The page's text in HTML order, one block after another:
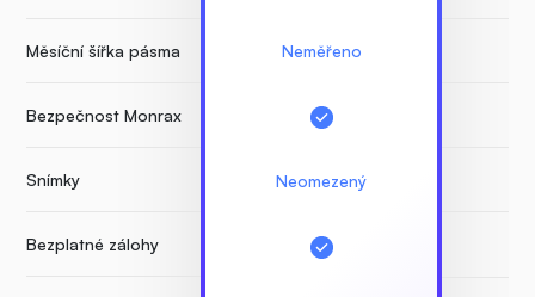
Měsíční šířka pásma
Bezpečnost Monrax
Snímky
Bezplatné zálohy
Neměřeno
Neomezený